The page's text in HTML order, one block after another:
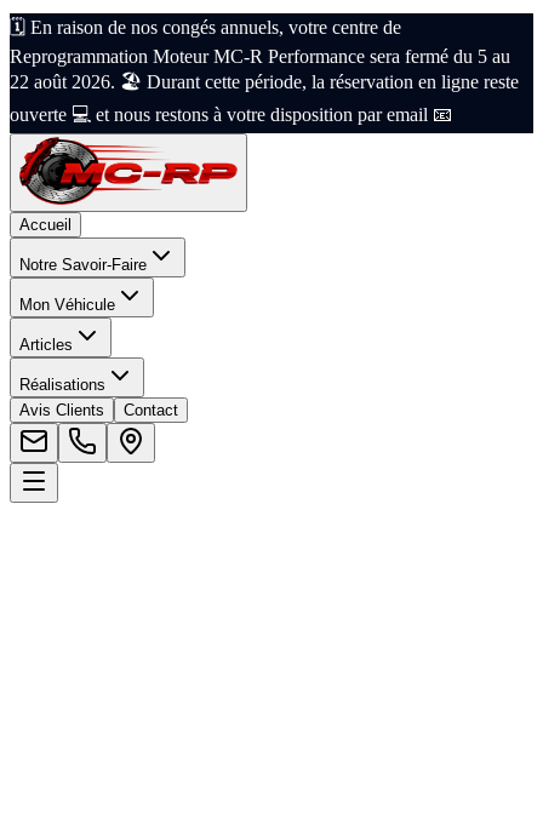
🗓️ En raison de nos congés annuels, votre centre de
Reprogrammation Moteur MC-R Performance sera fermé du 5 au
22 août 2026. 🏖️ Durant cette période, la réservation en ligne reste
ouverte 💻 et nous restons à votre disposition par email 📧
Accueil
Notre Savoir-Faire
Mon Véhicule
Articles
Réalisations
Avis Clients
Contact